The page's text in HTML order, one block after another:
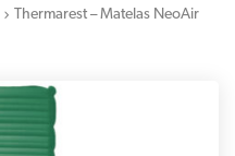
Thermarest – Matelas NeoAir